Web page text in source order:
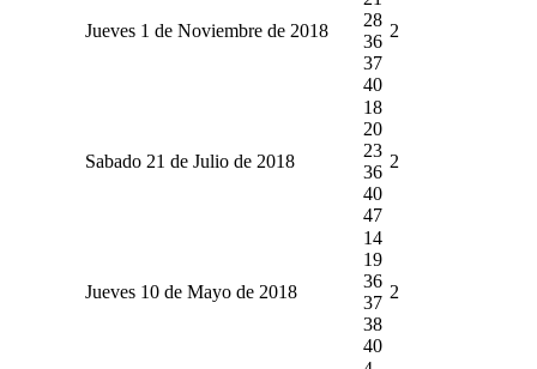
Jueves 1 de Noviembre de 2018
28
36
37
40
2
Sabado 21 de Julio de 2018
18
20
23
36
40
47
2
Jueves 10 de Mayo de 2018
14
19
36
37
38
40
2